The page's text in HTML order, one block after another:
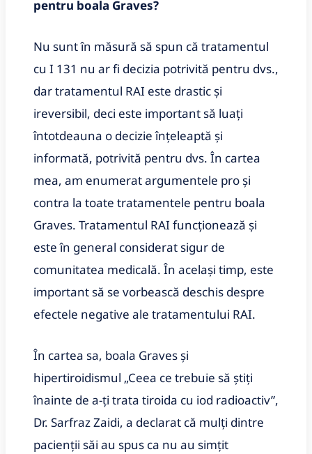
pentru boala Graves?
Nu sunt în măsură să spun că tratamentul
cu I 131 nu ar fi decizia potrivită pentru dvs.,
dar tratamentul RAI este drastic și
ireversibil, deci este important să luați
întotdeauna o decizie înțeleaptă și
informată, potrivită pentru dvs. În cartea
mea, am enumerat argumentele pro și
contra la toate tratamentele pentru boala
Graves. Tratamentul RAI funcționează și
este în general considerat sigur de
comunitatea medicală. În același timp, este
important să se vorbească deschis despre
efectele negative ale tratamentului RAI.
În cartea sa, boala Graves și
hipertiroidismul „Ceea ce trebuie să știți
înainte de a-ți trata tiroida cu iod radioactiv”,
Dr. Sarfraz Zaidi, a declarat că mulți dintre
pacienții săi au spus ca nu au simțit